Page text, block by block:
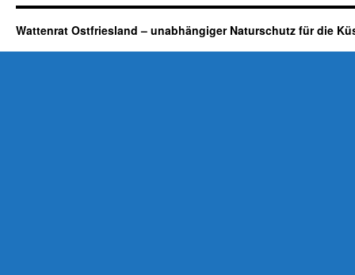
Wattenrat Ostfriesland – unabhängiger Naturschutz für die